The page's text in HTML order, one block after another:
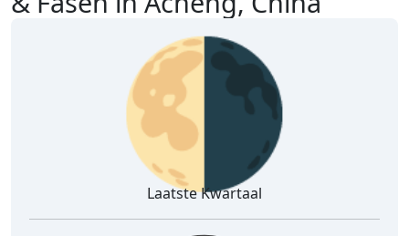
🌗
Laatste Kwartaal